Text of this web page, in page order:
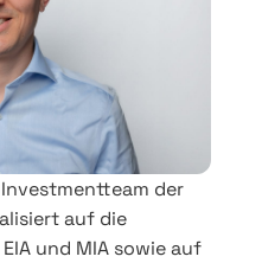
der
auf die
und MIA sowie auf